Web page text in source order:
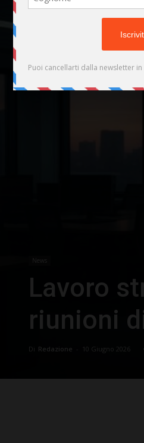
News
Lavoro
riunioni
Di Redazione 10 Giugno 2026